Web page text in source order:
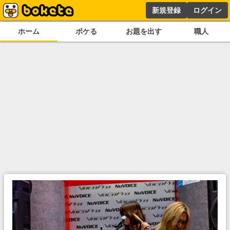
新規登録 ログイン
ホーム ボケる お題を出す 職人